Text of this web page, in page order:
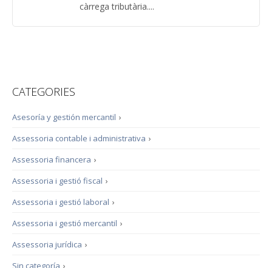
càrrega tributària....
CATEGORIES
›
Asesoría y gestión mercantil
›
Assessoria contable i administrativa
›
Assessoria financera
›
Assessoria i gestió fiscal
›
Assessoria i gestió laboral
›
Assessoria i gestió mercantil
›
Assessoria jurídica
›
Sin categoría